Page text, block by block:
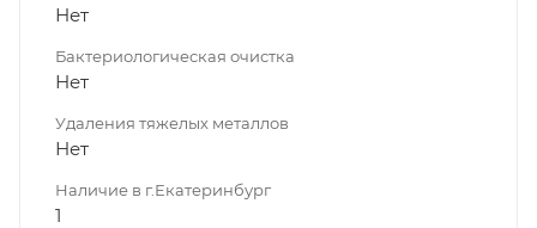
Нет
Бактериологическая очистка
Нет
Удаления тяжелых металлов
Нет
Наличие в г.Екатеринбург
1